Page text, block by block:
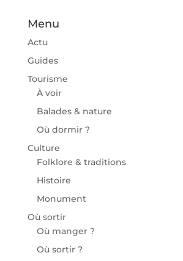
Menu
Actu
Guides
Tourisme
À voir
Balades & nature
Où dormir ?
Culture
Folklore & traditions
Histoire
Monument
Où sortir
Où manger ?
Où sortir ?